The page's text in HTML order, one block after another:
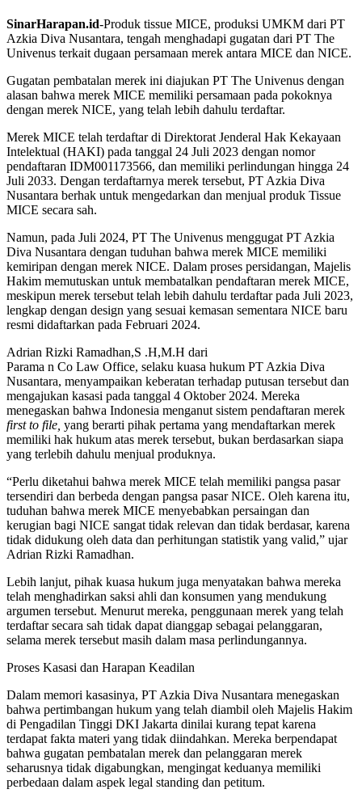
SinarHarapan.id-Produk tissue MICE, produksi UMKM dari PT
Azkia Diva Nusantara, tengah menghadapi gugatan dari PT The
Univenus terkait dugaan persamaan merek antara MICE dan NICE.
Gugatan pembatalan merek ini diajukan PT The Univenus dengan
alasan bahwa merek MICE memiliki persamaan pada pokoknya
dengan merek NICE, yang telah lebih dahulu terdaftar.
Merek MICE telah terdaftar di Direktorat Jenderal Hak Kekayaan
Intelektual (HAKI) pada tanggal 24 Juli 2023 dengan nomor
pendaftaran IDM001173566, dan memiliki perlindungan hingga 24
Juli 2033. Dengan terdaftarnya merek tersebut, PT Azkia Diva
Nusantara berhak untuk mengedarkan dan menjual produk Tissue
MICE secara sah.
Namun, pada Juli 2024, PT The Univenus menggugat PT Azkia
Diva Nusantara dengan tuduhan bahwa merek MICE memiliki
kemiripan dengan merek NICE. Dalam proses persidangan, Majelis
Hakim memutuskan untuk membatalkan pendaftaran merek MICE,
meskipun merek tersebut telah lebih dahulu terdaftar pada Juli 2023,
lengkap dengan design yang sesuai kemasan sementara NICE baru
resmi didaftarkan pada Februari 2024.
Adrian Rizki Ramadhan,S .H,M.H dari
Parama n Co Law Office, selaku kuasa hukum PT Azkia Diva
Nusantara, menyampaikan keberatan terhadap putusan tersebut dan
mengajukan kasasi pada tanggal 4 Oktober 2024. Mereka
menegaskan bahwa Indonesia menganut sistem pendaftaran merek
first to file, yang berarti pihak pertama yang mendaftarkan merek
memiliki hak hukum atas merek tersebut, bukan berdasarkan siapa
yang terlebih dahulu menjual produknya.
“Perlu diketahui bahwa merek MICE telah memiliki pangsa pasar
tersendiri dan berbeda dengan pangsa pasar NICE. Oleh karena itu,
tuduhan bahwa merek MICE menyebabkan persaingan dan
kerugian bagi NICE sangat tidak relevan dan tidak berdasar, karena
tidak didukung oleh data dan perhitungan statistik yang valid,” ujar
Adrian Rizki Ramadhan.
Lebih lanjut, pihak kuasa hukum juga menyatakan bahwa mereka
telah menghadirkan saksi ahli dan konsumen yang mendukung
argumen tersebut. Menurut mereka, penggunaan merek yang telah
terdaftar secara sah tidak dapat dianggap sebagai pelanggaran,
selama merek tersebut masih dalam masa perlindungannya.
Proses Kasasi dan Harapan Keadilan
Dalam memori kasasinya, PT Azkia Diva Nusantara menegaskan
bahwa pertimbangan hukum yang telah diambil oleh Majelis Hakim
di Pengadilan Tinggi DKI Jakarta dinilai kurang tepat karena
terdapat fakta materi yang tidak diindahkan. Mereka berpendapat
bahwa gugatan pembatalan merek dan pelanggaran merek
seharusnya tidak digabungkan, mengingat keduanya memiliki
perbedaan dalam aspek legal standing dan petitum.